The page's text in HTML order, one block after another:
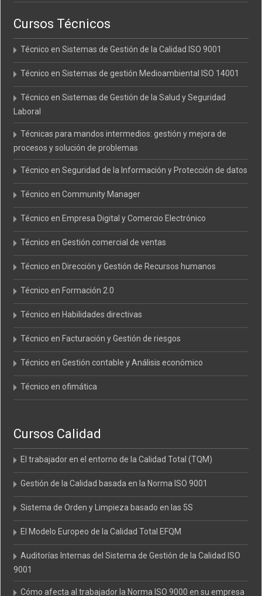
Cursos Técnicos
Técnico en Sistemas de Gestión de la Calidad ISO 9001
Técnico en Sistemas de gestión Medioambiental ISO 14001
Técnico en Sistemas de Gestión de la Salud y Seguridad
Laboral
Técnicas para mandos intermedios: gestión y mejora de
procesos y solución de problemas
Técnico en Seguridad de la Información y Protección de datos
Técnico en Community Manager
Técnico en Empresa Digital y Comercio Electrónico
Técnico en Gestión comercial de ventas
Técnico en Dirección y Gestión de Recursos humanos
Técnico en Formación 2.0
Técnico en Habilidades directivas
Técnico en Facturación y Gestión de riesgos
Técnico en Gestión contable y Análisis económico
Técnico en ofimática
Cursos Calidad
El trabajador en el entorno de la Calidad Total (TQM)
Gestión de la Calidad basada en la Norma ISO 9001
Sistema de Orden y Limpieza basado en las 5S
El Modelo Europeo de la Calidad Total EFQM
Auditorías Internas del Sistema de Gestión de la Calidad ISO
9001
Cómo afecta al trabajador la Norma ISO 9000 en su empresa